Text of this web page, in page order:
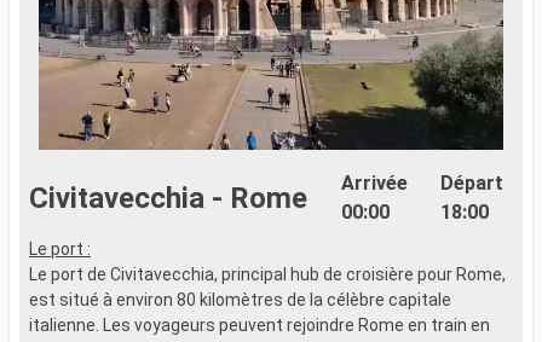
Civitavecchia - Rome
Arrivée
00:00
Départ
18:00
Le port :
Le port de Civitavecchia, principal hub de croisière pour Rome,
est situé à environ 80 kilomètres de la célèbre capitale
italienne. Les voyageurs peuvent rejoindre Rome en train en